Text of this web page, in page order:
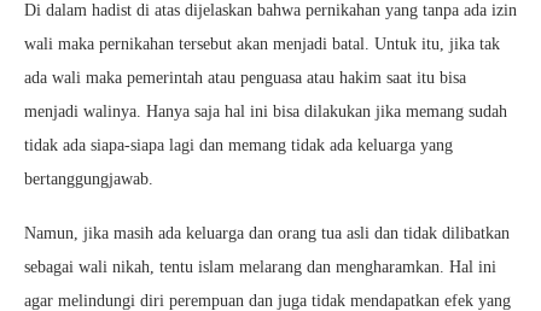
Di dalam hadist di atas dijelaskan bahwa pernikahan yang tanpa ada izin
wali maka pernikahan tersebut akan menjadi batal. Untuk itu, jika tak
ada wali maka pemerintah atau penguasa atau hakim saat itu bisa
menjadi walinya. Hanya saja hal ini bisa dilakukan jika memang sudah
tidak ada siapa-siapa lagi dan memang tidak ada keluarga yang
bertanggungjawab.
Namun, jika masih ada keluarga dan orang tua asli dan tidak dilibatkan
sebagai wali nikah, tentu islam melarang dan mengharamkan. Hal ini
agar melindungi diri perempuan dan juga tidak mendapatkan efek yang